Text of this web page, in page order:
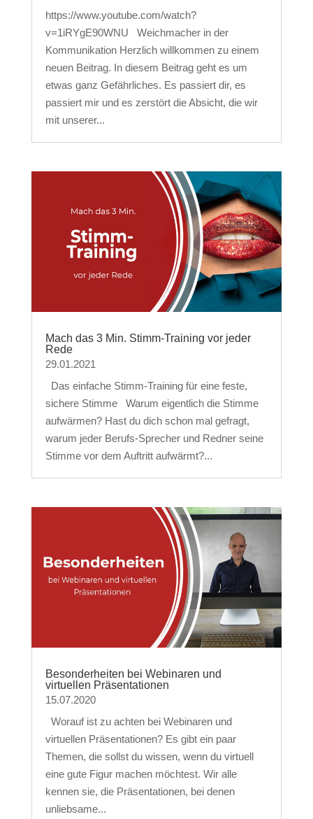
https://www.youtube.com/watch?
v=1iRYgE90WNU Weichmacher in der
Kommunikation Herzlich willkommen zu einem
neuen Beitrag. In diesem Beitrag geht es um
etwas ganz Gefährliches. Es passiert dir, es
passiert mir und es zerstört die Absicht, die wir
mit unserer...
Mach das 3 Min. Stimm-Training vor jeder
Rede
29.01.2021
Das einfache Stimm-Training für eine feste,
sichere Stimme Warum eigentlich die Stimme
aufwärmen? Hast du dich schon mal gefragt,
warum jeder Berufs-Sprecher und Redner seine
Stimme vor dem Auftritt aufwärmt?...
Besonderheiten bei Webinaren und
virtuellen Präsentationen
15.07.2020
Worauf ist zu achten bei Webinaren und
virtuellen Präsentationen? Es gibt ein paar
Themen, die sollst du wissen, wenn du virtuell
eine gute Figur machen möchtest. Wir alle
kennen sie, die Präsentationen, bei denen
unliebsame...